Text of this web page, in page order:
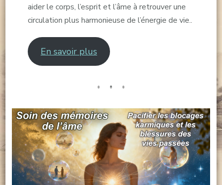
aider le corps, l’esprit et l’âme à retrouver une
circulation plus harmonieuse de l’énergie de vie..
En savoir plus